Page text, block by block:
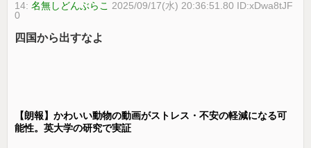
14:名無しどんぶらこ 2025/09/17(水) 20:36:51.80 ID:xDwa8tJF
0
四国から出すなよ
【朗報】かわいい動物の動画がストレス・不安の軽減になる可
能性。英大学の研究で実証